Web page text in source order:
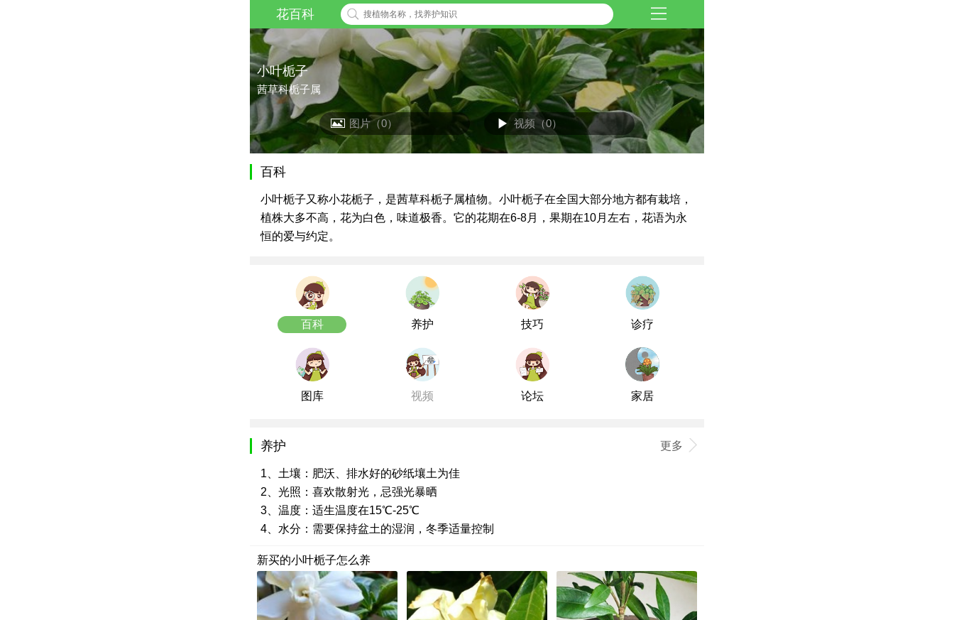
花百科
小叶栀子
茜草科栀子属
图片（0） 视频（0）
百科
小叶栀子又称小花栀子，是茜草科栀子属植物。小叶栀子在全国大部分地方都有栽培，
植株大多不高，花为白色，味道极香。它的花期在6-8月，果期在10月左右，花语为永
恒的爱与约定。
百科 养护 技巧 诊疗
图库 视频 论坛 家居
养护 更多
1、土壤：肥沃、排水好的砂纸壤土为佳
2、光照：喜欢散射光，忌强光暴晒
3、温度：适生温度在15℃-25℃
4、水分：需要保持盆土的湿润，冬季适量控制
新买的小叶栀子怎么养